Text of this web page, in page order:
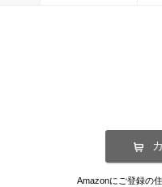
Amazonにご登録の